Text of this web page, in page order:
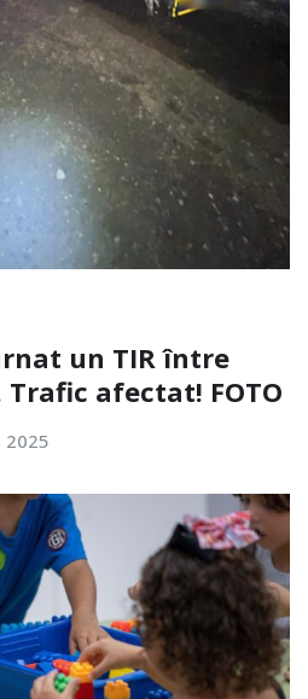
un TIR între
Trafic afectat! FOTO
2025